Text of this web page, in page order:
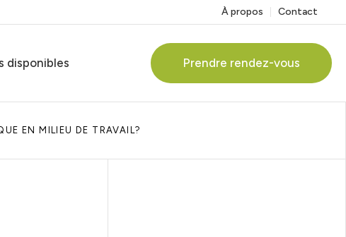
À propos Contact
disponibles Prendre rendez-vous
EN MILIEU DE TRAVAIL?